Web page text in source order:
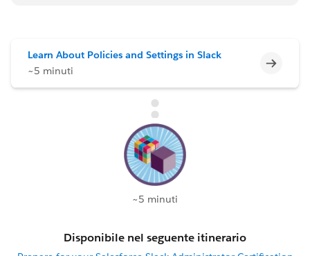
Learn About Policies and Settings in Slack
~5 minuti
~5 minuti
Disponibile nel seguente itinerario